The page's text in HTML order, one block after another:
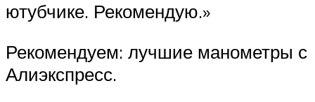
ютубчике. Рекомендую.»
Рекомендуем: лучшие манометры с
Алиэкспресс.